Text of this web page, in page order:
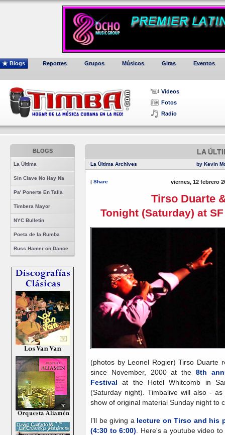
Blogs Reportes Grupos Músicos Giras Eventos
Videos
Fotos
Radio
BLOGS
La Última
Sin Clave No Hay Na
Pa' Ponerte En Talla
Timbera Mayor
NYC Bulletin
Poeta de la Rumba
Russ Hamer on Dance
LA
La Última Archives by Kevin
| Share viernes, 12 febrero
Tirso Duarte
Tonight (Saturday) at
(photos by Leonel Rogier) Tirso Duarte
since November, 2000 at the 8th
Festival at the Hotel Whitcomb in
(Saturday night). Timbalive will also -
show of original material Sunday night to
I'll be giving a lecture on Tirso and his
(4:30 to 6:00) . Here's a youtube video